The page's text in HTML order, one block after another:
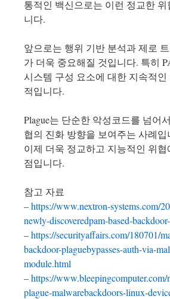
통적인 백신으로는 이런 정교한
니다.
앞으로는 행위 기반 분석과 제로
가 더욱 중요해질 것입니다. 특히
시스템 구성 요소에 대한 지속적
적입니다.
Plague는 단순한 악성코드를 넘어
협의 진화 방향을 보여주는 사례
이제 더욱 정교하고 지능적인 위
점입니다.
참고 자료
–https://www.nextron-systems.com/
newly-discoveredpam-based-
–https://securityaffairs.com/180701/
backdoor-plaguebypasses-auth-via-
module.html
–https://
plague-malwarebackdoors-linux-